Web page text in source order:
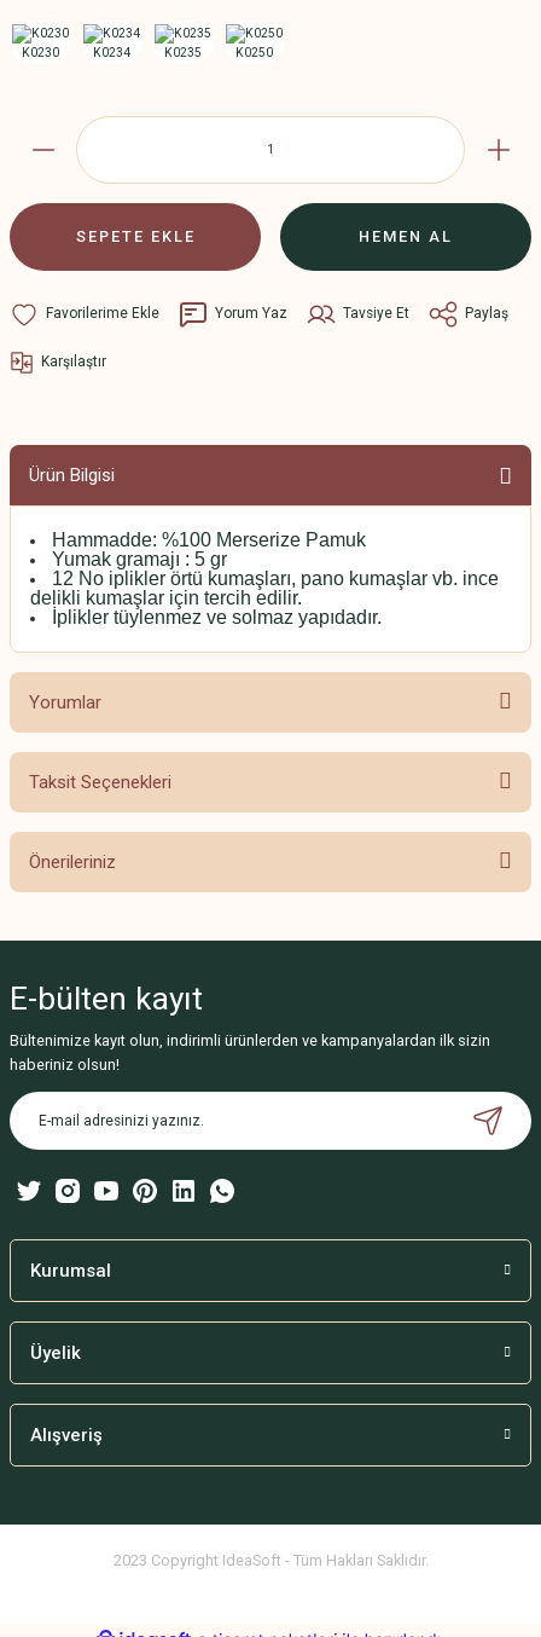
SEPETE EKLE HEMEN AL
Yorum Yaz Tavsiye Et Paylaş
Karşılaştır
Ürün Bilgisi
Hammadde: %100 Merserize Pamuk
Yumak gramajı : 5 gr
12 No iplikler örtü kumaşları, pano kumaşlar vb. ince
delikli kumaşlar için tercih edilir.
İplikler tüylenmez ve solmaz yapıdadır.
Yorumlar
Taksit Seçenekleri
Önerileriniz
Görüş ve önerileriniz için teşekkür ederiz.
Ürün resmi kalitesiz, bozuk veya görüntülenemiyor.
Ürün açıklamasında eksik bilgiler bulunuyor.
Ürün bilgilerinde hatalar bulunuyor.
Bu ürüne benzer farklı alternatifler olmalı.
E-bülten kayıt
Bültenimize kayıt olun, indirimli ürünlerden ve kampanyalardan ilk sizin
haberiniz olsun!
Kurumsal
Üyelik
Alışveriş
2023 Copyright IdeaSoft - Tüm Hakları Saklıdır.